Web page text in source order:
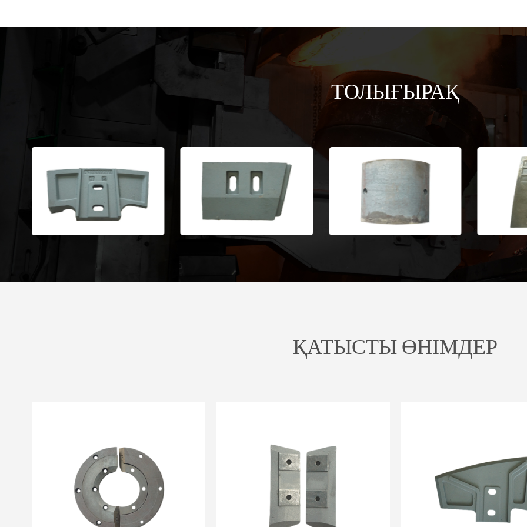
ТОЛЫҒЫРАҚ
ҚАТЫСТЫ ӨНІМДЕР